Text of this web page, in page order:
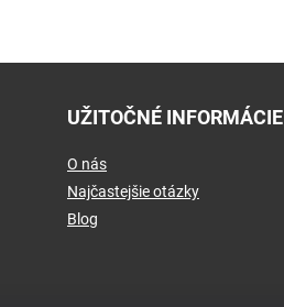
UŽITOČNÉ INFORMÁCIE
O nás
Najčastejšie otázky
Blog